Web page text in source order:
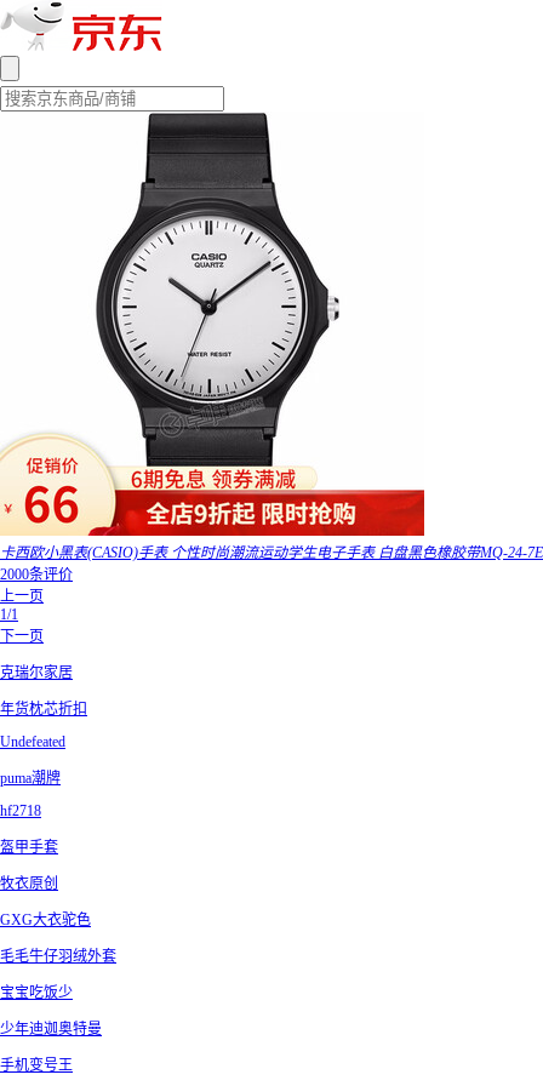
卡西欧小黑表(CASIO)手表 个性时尚潮流运动学生电子手表 白盘黑色橡胶带MQ-24-7E
2000条评价
上一页
1/1
下一页
克瑞尔家居
年货枕芯折扣
Undefeated
puma潮牌
hf2718
盔甲手套
牧衣原创
GXG大衣驼色
毛毛牛仔羽绒外套
宝宝吃饭少
少年迪迦奥特曼
手机变号王